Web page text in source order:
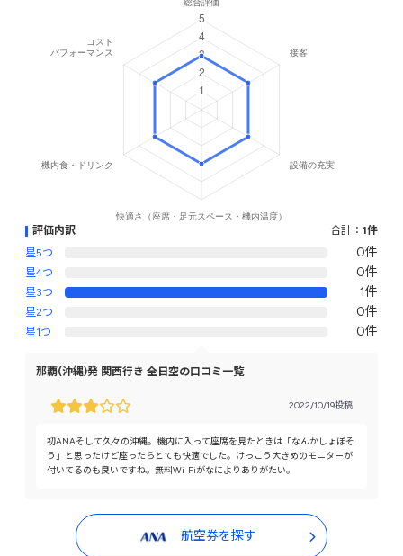
評価内訳 合計： 1件
星5つ
0件
星4つ 0件
星3つ 1件
星2つ 0件
星1つ 0件
那覇(沖縄)発 関西行き 全日空の口コミ一覧
2022/10/19投稿
初ANAそして久々の沖縄。機内に入って座席を見たときは「なんかしょぼそ
う」と思ったけど座ったらとても快適でした。けっこう大きめのモニターが
付いてるのも良いですね。無料Wi-Fiがなによりありがたい。
航空券を探す